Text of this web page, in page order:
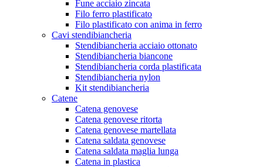
Fune acciaio zincata
Filo ferro plastificato
Filo plastificato con anima in ferro
Cavi stendibiancheria
Stendibiancheria acciaio ottonato
Stendibiancheria biancone
Stendibiancheria corda plastificata
Stendibiancheria nylon
Kit stendibiancheria
Catene
Catena genovese
Catena genovese ritorta
Catena genovese martellata
Catena saldata genovese
Catena saldata maglia lunga
Catena in plastica